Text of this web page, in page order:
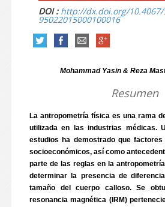
DOI : http://dx.doi.org/10.4067/
95022015000100016
Mohammad Yasin & Reza
Resumen
La antropometría física es una rama
utilizada en las industrias médicas.
estudios ha demostrado que
socioeconómicos, así como
parte de las reglas en la
determinar la presencia de
tamaño del cuerpo calloso. Se
resonancia magnética (IRM)